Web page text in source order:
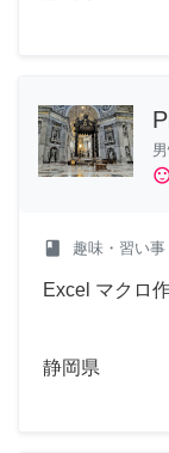
class 趣味・習い事
Excel マクロ
静岡県